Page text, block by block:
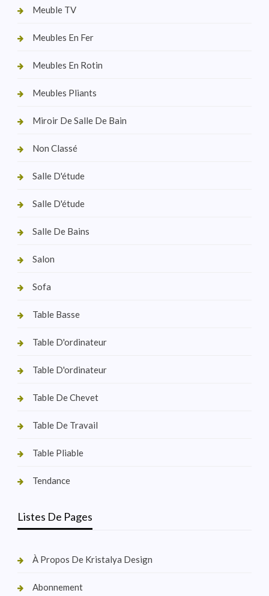
Meuble TV
Meubles En Fer
Meubles En Rotin
Meubles Pliants
Miroir De Salle De Bain
Non Classé
Salle D'étude
Salle D'étude
Salle De Bains
Salon
Sofa
Table Basse
Table D'ordinateur
Table D'ordinateur
Table De Chevet
Table De Travail
Table Pliable
Tendance
Listes De Pages
À Propos De Kristalya Design
Abonnement